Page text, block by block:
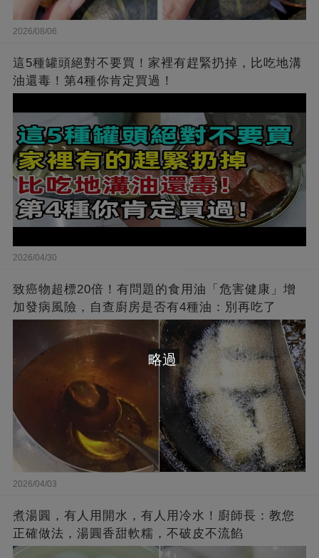
2026/08/06
這5種罐頭絕對不要買！家裡有趕緊扔掉，比吃地溝
油還毒！第4種你肯定買過！
2026/04/30
致癌物超標20倍！有問題的食用油「危害健康」增
加發病風險，自查廚房是否有4種油：別再吃了
2026/04/03
煮湯圓，有人用開水，有人用冷水！廚師長：教您
正確做法，湯圓香甜軟糯，不破皮不流餡
略過